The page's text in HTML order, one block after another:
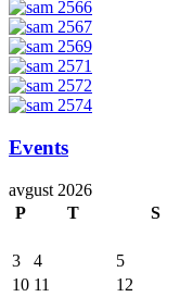
Events
avgust 2026
P
T S
3
4 5
10 11 12